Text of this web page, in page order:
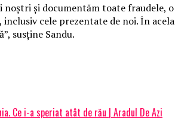
noştri şi documentăm toate
cele prezentate de noi. În
susţine Sandu.
Ce i-a speriat atât de rău | Aradul De Azi